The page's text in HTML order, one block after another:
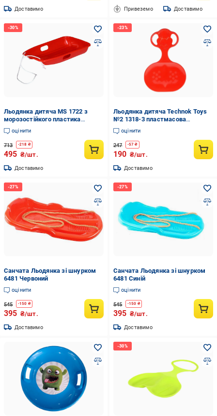
Доставимо Привеземо Доставимо
Льодянка дитяча MS 1722 з
морозостійкого пластика
Червоний (29864043)
оцінити
713 -218 ₴
495 ₴/шт.
Доставимо
Льодянка дитяча Technok Toys
№2 1318-3 пластмасова
Червоний (30106880)
оцінити
247 -57 ₴
190 ₴/шт.
Доставимо
Санчата Льодянка зі шнурком
6481 Червоний
оцінити
545 -150 ₴
395 ₴/шт.
Доставимо
Санчата Льодянка зі шнурком
6481 Синій
оцінити
545 -150 ₴
395 ₴/шт.
Доставимо